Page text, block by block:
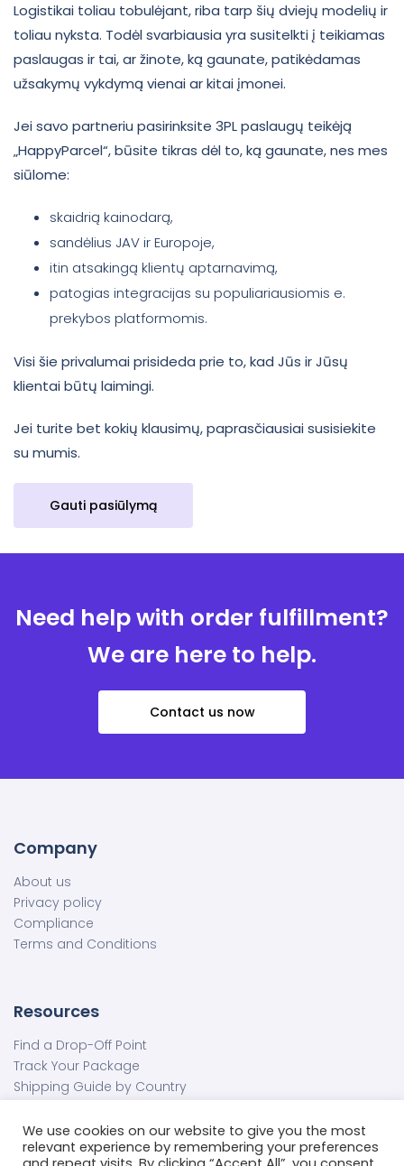
Logistikai toliau tobulėjant, riba tarp šių dviejų modelių ir
toliau nyksta. Todėl svarbiausia yra susitelkti į teikiamas
paslaugas ir tai, ar žinote, ką gaunate, patikėdamas
užsakymų vykdymą vienai ar kitai įmonei.
Jei savo partneriu pasirinksite 3PL paslaugų teikėją
„HappyParcel“, būsite tikras dėl to, ką gaunate, nes mes
siūlome:
skaidrią kainodarą,
sandėlius JAV ir Europoje,
itin atsakingą klientų aptarnavimą,
patogias integracijas su populiariausiomis e.
prekybos platformomis.
Visi šie privalumai prisideda prie to, kad Jūs ir Jūsų
klientai būtų laimingi.
Jei turite bet kokių klausimų, paprasčiausiai susisiekite
su mumis.
Gauti pasiūlymą
Need help with order fulfillment?
We are here to help.
Contact us now
Company
About us
Privacy policy
Compliance
Terms and Conditions
Resources
Find a Drop-Off Point
Track Your Package
Shipping Guide by Country
FAQs
Contact us
We use cookies on our website to give you the most
relevant experience by remembering your preferences